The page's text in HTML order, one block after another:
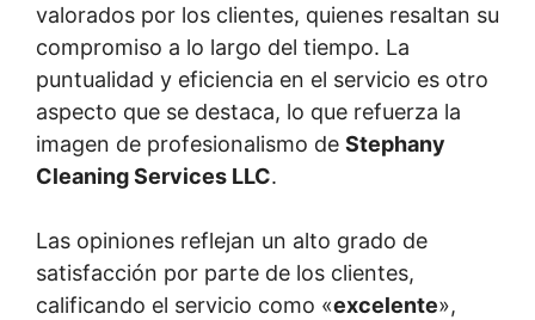
valorados por los clientes, quienes resaltan su
compromiso a lo largo del tiempo. La
puntualidad y eficiencia en el servicio es otro
aspecto que se destaca, lo que refuerza la
imagen de profesionalismo de Stephany
Cleaning Services LLC.
Las opiniones reflejan un alto grado de
satisfacción por parte de los clientes,
calificando el servicio como «excelente»,